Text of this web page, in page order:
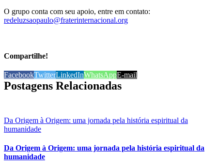
O grupo conta com seu apoio, entre em contato:
redeluzsaopaulo@fraterinternacional.org
Compartilhe!
FacebookTwitterLinkedInWhatsAppE-mail
Postagens Relacionadas
Da Origem à Origem: uma jornada pela história espiritual da
humanidade
Da Origem à Origem: uma jornada pela história espiritual da
humanidade